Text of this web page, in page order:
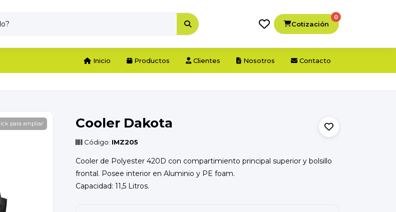
Cotización
0
Inicio Productos Clientes Nosotros Contacto
para ampliar Cooler Dakota
Código: IMZ205
Cooler de Polyester 420D con compartimiento principal superior y bolsillo
frontal. Posee interior en Aluminio y PE foam.
Capacidad: 11,5 Litros.